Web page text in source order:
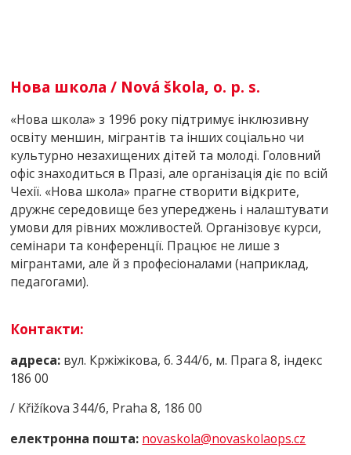
Нова школа / Nová škola, o. p. s.
«Нова школа» з 1996 року підтримує інклюзивну
освіту меншин, мігрантів та інших соціально чи
культурно незахищених дітей та молоді. Головний
офіс знаходиться в Празі, але організація діє по всій
Чехії. «Нова школа» прагне створити відкрите,
дружнє середовище без упереджень і налаштувати
умови для рівних можливостей. Організовує курси,
семінари та конференції. Працює не лише з
мігрантами, але й з професіоналами (наприклад,
педагогами).
Контакти:
адреса: вул. Кржіжікова, б. 344/6, м. Прага 8, індекс
186 00
/ Křižíkova 344/6, Praha 8, 186 00
електронна пошта: novaskola@novaskolaops.cz